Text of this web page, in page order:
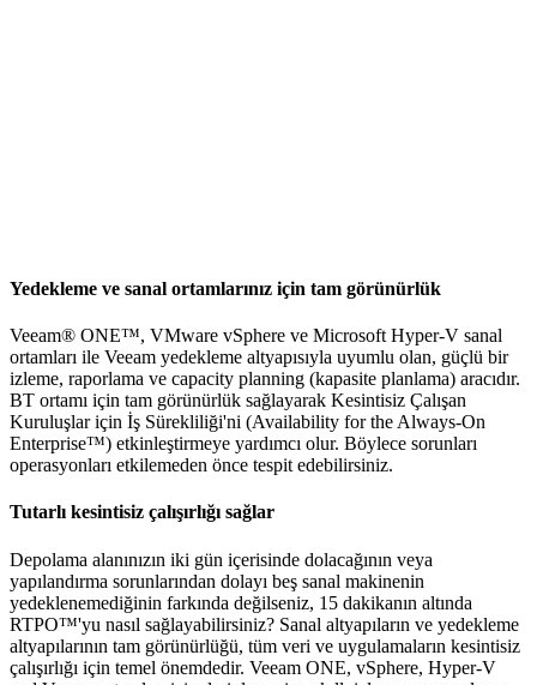
Yedekleme ve sanal ortamlarınız için tam görünürlük
Veeam® ONE™, VMware vSphere ve Microsoft Hyper-V sanal
ortamları ile Veeam yedekleme altyapısıyla uyumlu olan, güçlü bir
izleme, raporlama ve capacity planning (kapasite planlama) aracıdır.
BT ortamı için tam görünürlük sağlayarak Kesintisiz Çalışan
Kuruluşlar için İş Sürekliliği'ni (Availability for the Always-On
Enterprise™) etkinleştirmeye yardımcı olur. Böylece sorunları
operasyonları etkilemeden önce tespit edebilirsiniz.
Tutarlı kesintisiz çalışırlığı sağlar
Depolama alanınızın iki gün içerisinde dolacağının veya
yapılandırma sorunlarından dolayı beş sanal makinenin
yedeklenemediğinin farkında değilseniz, 15 dakikanın altında
RTPO™'yu nasıl sağlayabilirsiniz? Sanal altyapıların ve yedekleme
altyapılarının tam görünürlüğü, tüm veri ve uygulamaların kesintisiz
çalışırlığı için temel önemdedir. Veeam ONE, vSphere, Hyper-V